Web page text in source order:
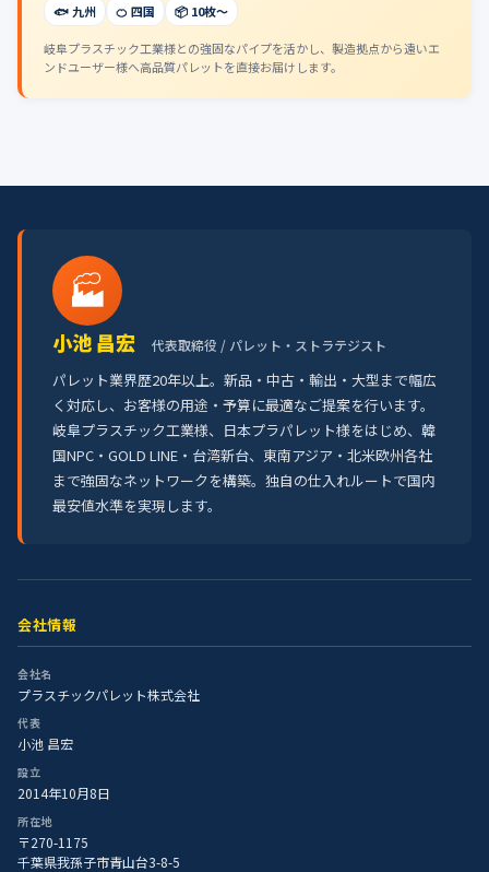
🐟 九州 🍊 四国 📦 10枚〜
岐阜プラスチック工業様との強固なパイプを活かし、製造拠点から遠いエ
ンドユーザー様へ高品質パレットを直接お届けします。
🏭
小池 昌宏 代表取締役 / パレット・ストラテジスト
パレット業界歴20年以上。新品・中古・輸出・大型まで幅広
く対応し、お客様の用途・予算に最適なご提案を行います。
岐阜プラスチック工業様、日本プラパレット様をはじめ、韓
国NPC・GOLD LINE・台湾新台、東南アジア・北米欧州各社
まで強固なネットワークを構築。独自の仕入れルートで国内
最安値水準を実現します。
会社情報
会社名
プラスチックパレット株式会社
代表
小池 昌宏
設立
2014年10月8日
所在地
〒270-1175
千葉県我孫子市青山台3-8-5